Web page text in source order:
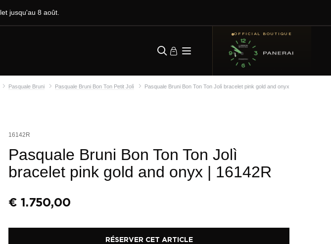
jusqu'au 8 août.
OFFICIAL BOUTIQUE
Pasquale Bruni Pasquale Bruni Bon Ton Petit Jolì Pasquale Bruni Bon Ton Ton Jolì bracelet pink gold and onyx
16142R
Pasquale Bruni Bon Ton Ton Jolì
bracelet pink gold and onyx | 16142R
€ 1.750,00
RÉSERVER CET ARTICLE